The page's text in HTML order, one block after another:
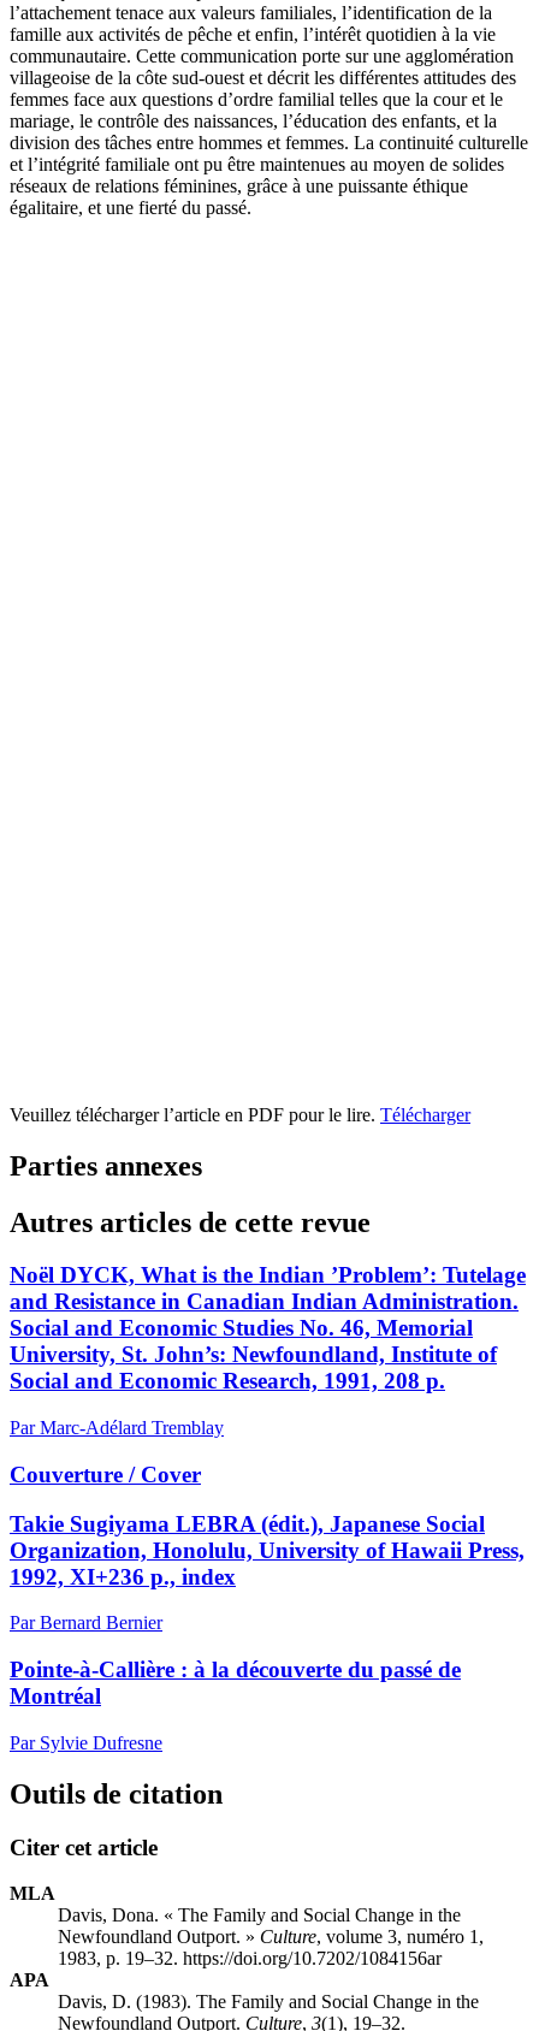
l’attachement tenace aux valeurs familiales, l’identification de la
famille aux activités de pêche et enfin, l’intérêt quotidien à la vie
communautaire. Cette communication porte sur une agglomération
villageoise de la côte sud-ouest et décrit les différentes attitudes des
femmes face aux questions d’ordre familial telles que la cour et le
mariage, le contrôle des naissances, l’éducation des enfants, et la
division des tâches entre hommes et femmes. La continuité culturelle
et l’intégrité familiale ont pu être maintenues au moyen de solides
réseaux de relations féminines, grâce à une puissante éthique
égalitaire, et une fierté du passé.
Veuillez télécharger l’article en PDF pour le lire. Télécharger
Parties annexes
Autres articles de cette revue
Noël DYCK, What is the Indian ’Problem’: Tutelage
and Resistance in Canadian Indian Administration.
Social and Economic Studies No. 46, Memorial
University, St. John’s: Newfoundland, Institute of
Social and Economic Research, 1991, 208 p.
Par Marc-Adélard Tremblay
Couverture / Cover
Takie Sugiyama LEBRA (édit.), Japanese Social
Organization, Honolulu, University of Hawaii Press,
1992, XI+236 p., index
Par Bernard Bernier
Pointe-à-Callière : à la découverte du passé de
Montréal
Par Sylvie Dufresne
Outils de citation
Citer cet article
MLA
Davis, Dona. « The Family and Social Change in the
Newfoundland Outport. » Culture, volume 3, numéro 1,
1983, p. 19–32. https://doi.org/10.7202/1084156ar
APA
Davis, D. (1983). The Family and Social Change in the
Newfoundland Outport. Culture, 3(1), 19–32.